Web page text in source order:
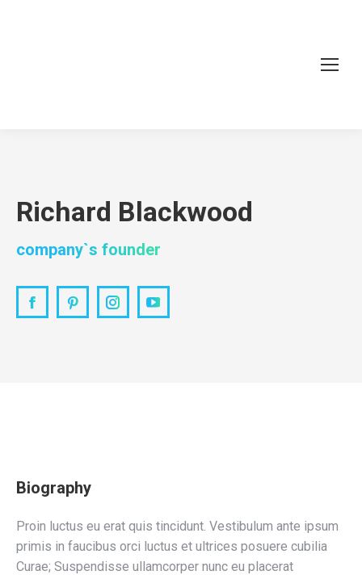
Richard Blackwood
company`s founder
FacebookPinterestInstagramYouTube
Biography
Proin luctus eu erat quis tincidunt. Vestibulum ante ipsum
primis in faucibus orci luctus et ultrices posuere cubilia
Curae; Suspendisse ullamcorper nunc eu placerat